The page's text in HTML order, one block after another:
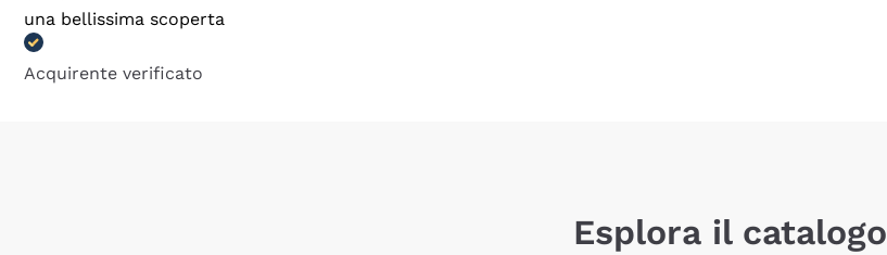
una bellissima scoperta
Acquirente verificato
Esplora il catalogo